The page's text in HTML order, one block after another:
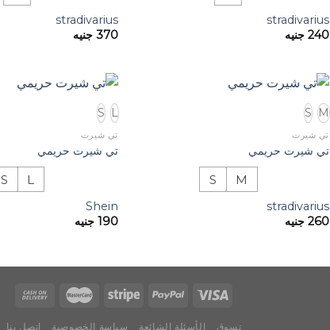
stradivarius
240 جنيه
stradivarius
370 جنيه
M
S
تي شيرت
تي شيرت حريمي
M
S
stradivarius
260 جنيه
L
S
تي شيرت
تي شيرت حريمي
L
S
Shein
190 جنيه
تسوق الأسئلة الشائعة سياسة الخصوصية اتصل بنا